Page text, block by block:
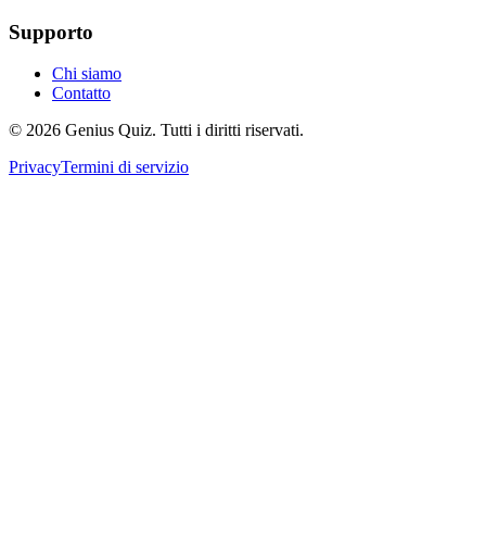
Supporto
Chi siamo
Contatto
© 2026 Genius Quiz. Tutti i diritti riservati.
PrivacyTermini di servizio